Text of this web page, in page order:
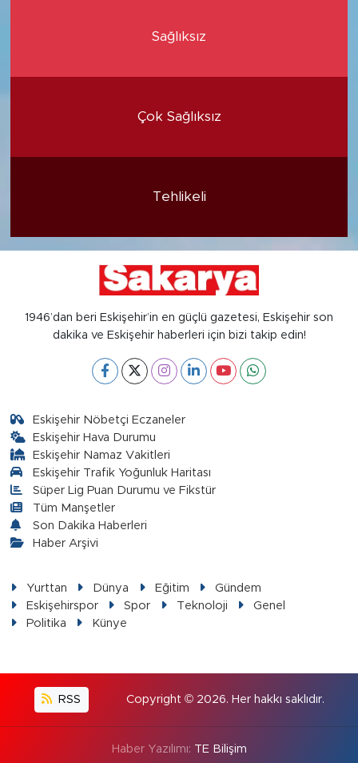
Sağlıksız
Çok Sağlıksız
Tehlikeli
1946’dan beri Eskişehir’in en güçlü gazetesi, Eskişehir son
dakika ve Eskişehir haberleri için bizi takip edin!
Eskişehir Nöbetçi Eczaneler
Eskişehir Hava Durumu
Eskişehir Namaz Vakitleri
Eskişehir Trafik Yoğunluk Haritası
Süper Lig Puan Durumu ve Fikstür
Tüm Manşetler
Son Dakika Haberleri
Haber Arşivi
Yurttan Dünya Eğitim
Gündem
Eskişehirspor
Spor Teknoloji
Genel
Politika
Künye
RSS Copyright © 2026. Her hakkı saklıdır.
Haber Yazılımı: TE Bilişim